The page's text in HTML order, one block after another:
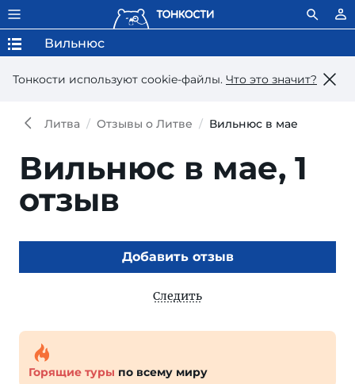
Тонкости используют сookie-файлы. Что это значит?
Вильнюс
Литва Отзывы о Литве Вильнюс в мае
Вильнюс в мае, 1
отзыв
Добавить отзыв
Следить
Горящие туры по всему миру